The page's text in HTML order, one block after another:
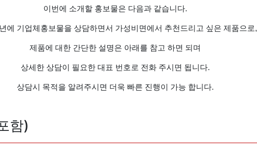
이번에 소개할 홍보물은 다음과 같습니다.
에 기업체홍보물을 상담하면서 가성비면에서 추천드리고 싶은 제품으로,
제품에 대한 간단한 설명은 아래를 참고 하면 되며
상세한 상담이 필요한 대표 번호로 전화 주시면 됩니다.
상담시 목적을 알려주시면 더욱 빠른 진행이 가능 합니다.
함)